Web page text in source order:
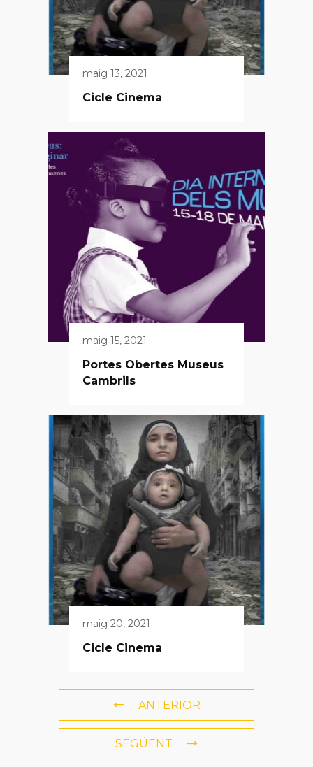
maig 13, 2021
Cicle Cinema
maig 15, 2021
Portes Obertes Museus
Cambrils
maig 20, 2021
Cicle Cinema
ANTERIOR
SEGÜENT